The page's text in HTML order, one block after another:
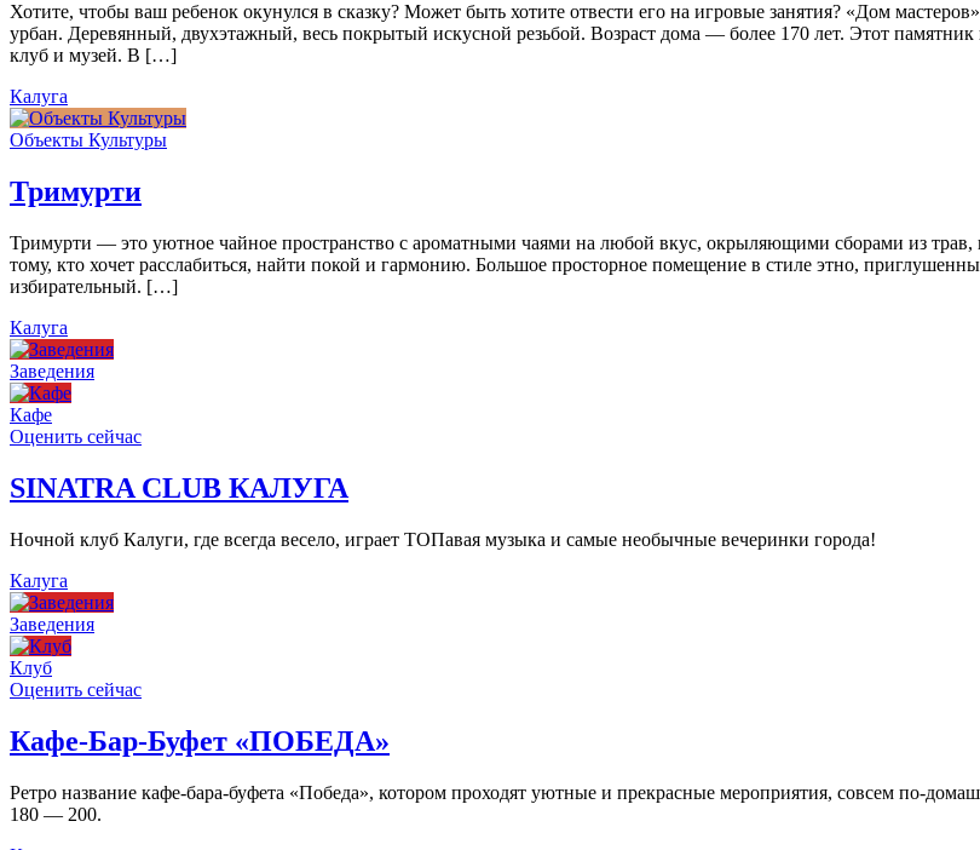
Хотите, чтобы ваш ребенок окунулся в сказку? Может быть хотите отвести его на игровые занятия? «Дом
урбан. Деревянный, двухэтажный, весь покрытый искусной резьбой. Возраст дома — более 170 лет. Этот
клуб и музей. В […]
Калуга
Объекты Культуры
Тримурти
Тримурти — это уютное чайное пространство с ароматными чаями на любой вкус, окрыляющими сборами из трав,
тому, кто хочет расслабиться, найти покой и гармонию. Большое просторное помещение в стиле этно,
избирательный. […]
Калуга
Заведения
Кафе
Оценить сейчас
SINATRA CLUB КАЛУГА
Ночной клуб Калуги, где всегда весело, играет ТОПавая музыка и самые необычные вечеринки города!
Калуга
Заведения
Клуб
Оценить сейчас
Кафе-Бар-Буфет «ПОБЕДА»
Ретро название кафе-бара-буфета «Победа», котором проходят уютные и прекрасные мероприятия, совсем по-
180 — 200.